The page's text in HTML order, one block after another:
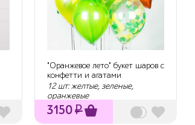
"Оранжевое лето" букет шаров с
конфетти и агатами
12 шт: желтые, зеленые,
оранжевые
3150₽